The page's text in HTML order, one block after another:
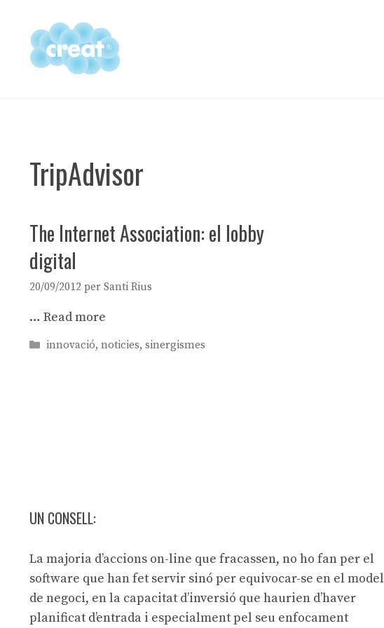
contingut
TripAdvisor
The Internet Association: el lobby
digital
20/09/2012 per Santi Rius
… Read more
Categories
innovació,noticies,sinergismes
UN CONSELL:
La majoria d’accions on-line que fracassen, no ho fan per el
software que han fet servir sinó per equivocar-se en el model
de negoci, en la capacitat d’inversió que haurien d’haver
planificat d’entrada i especialment pel seu enfocament